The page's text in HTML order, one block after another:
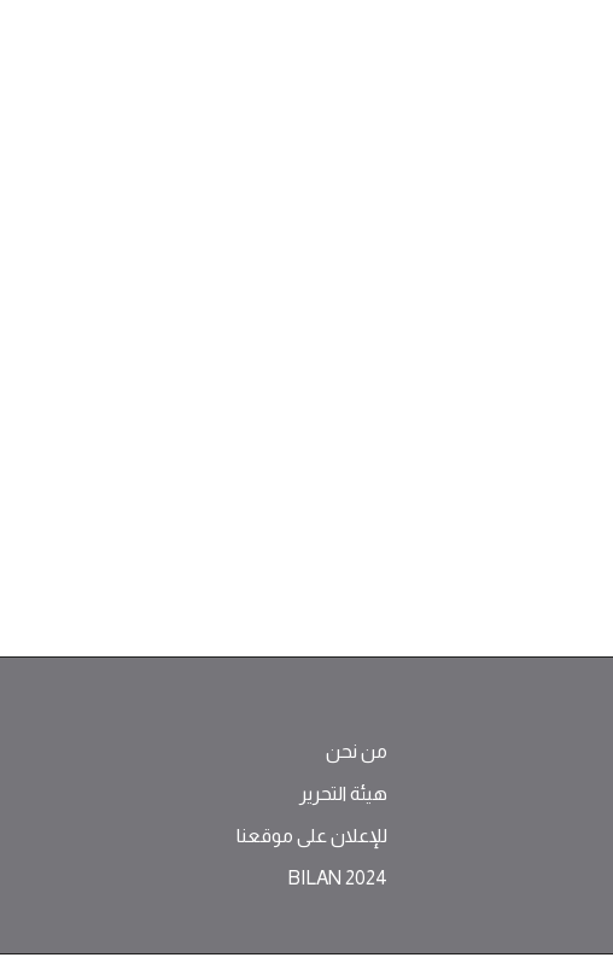
من نحن
هيئة التحرير
للإعلان على موقعنا
BILAN 2024